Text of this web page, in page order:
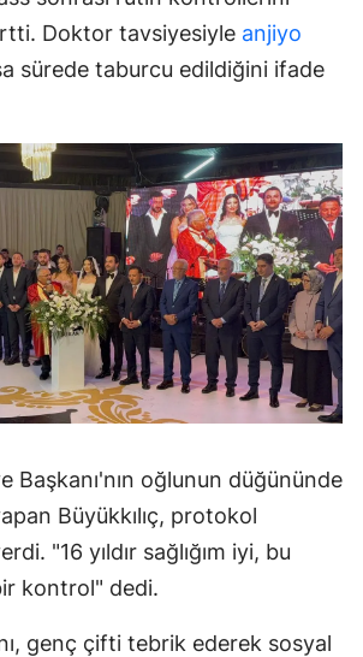
Doktor tavsiyesiyle anjiyo
sürede taburcu edildiğini ifade
Başkanı'nın oğlunun düğününde
Büyükkılıç, protokol
"16 yıldır sağlığım iyi, bu
kontrol" dedi.
genç çifti tebrik ederek sosyal